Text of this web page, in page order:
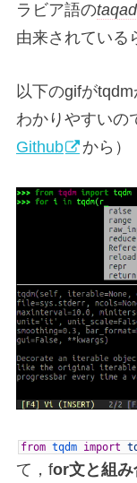
ラビア語の
由来されている
以下のgifが
わかりやすいの
Github
から）
from tqdm import
て，for文と組み